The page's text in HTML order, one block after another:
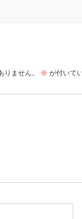
ません。 ※ が付いて